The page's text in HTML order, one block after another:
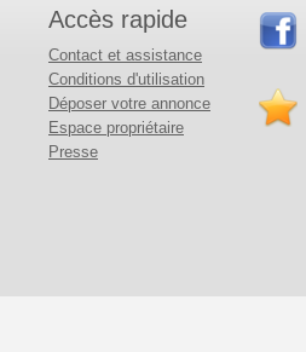
Accès rapide
Contact et assistance
Conditions d'utilisation
Déposer votre annonce
Espace propriétaire
Presse